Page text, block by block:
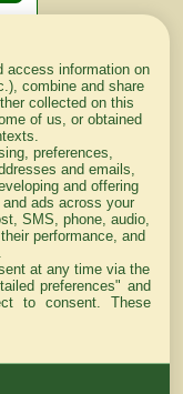
access information on
combine and share
collected on this
of us, or obtained
preferences,
and emails,
and offering
ads across your
SMS, phone, audio,
performance, and
at any time via the
preferences" and
to consent. These